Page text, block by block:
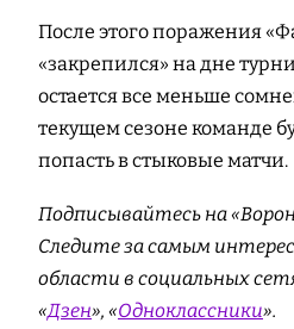
После этого поражения
«закрепился» на дне
остается все меньше
текущем сезоне команде
попасть в стыковые матчи.
Подписывайтесь на
Cледите за самым
области в социальных
«Дзен», «Одноклассники».